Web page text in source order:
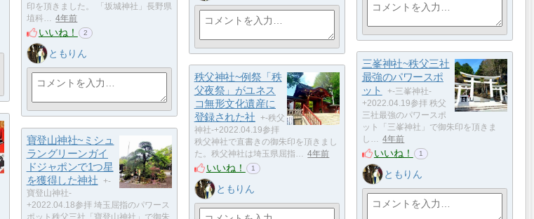
印を頂きました。 「坂城神社」長野県
埴科…
4年前
いいね！ 2
ともりん
三峯神社~秩父三社
最強のパワースポ
ット
+-三峯神社-
+2022.04.19参拝 秩父
三社最強のパワースポ
ット「三峯神社」で御朱印を頂きま
し…
4年前
いいね！ 1
ともりん
秩父神社~例祭「秩
父夜祭」がユネス
コ無形文化遺産に
登録された社
+-秩父
神社-+2022.04.19参拝
秩父神社で直書きの御朱印を頂きまし
た。秩父神社は埼玉県屈指…
4年前
いいね！ 1
ともりん
寶登山神社~ミシュ
ラングリーンガイ
ドジャポンで1つ星
を獲得した神社
+-
寶登山神社-
+2022.04.18参拝 埼玉屈指のパワース
ポット秩父三社「寶登山神社」で御朱